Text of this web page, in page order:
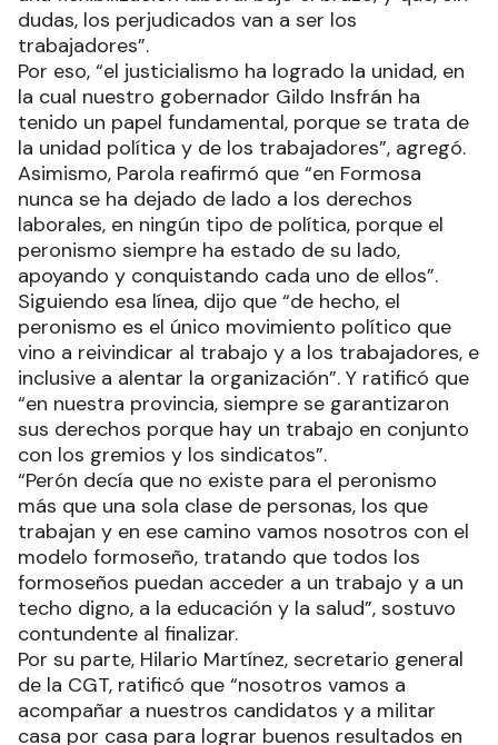
dudas, los perjudicados van a ser los
trabajadores”.
Por eso, “el justicialismo ha logrado la unidad, en
la cual nuestro gobernador Gildo Insfrán ha
tenido un papel fundamental, porque se trata de
la unidad política y de los trabajadores”, agregó.
Asimismo, Parola reafirmó que “en Formosa
nunca se ha dejado de lado a los derechos
laborales, en ningún tipo de política, porque el
peronismo siempre ha estado de su lado,
apoyando y conquistando cada uno de ellos”.
Siguiendo esa línea, dijo que “de hecho, el
peronismo es el único movimiento político que
vino a reivindicar al trabajo y a los trabajadores, e
inclusive a alentar la organización”. Y ratificó que
“en nuestra provincia, siempre se garantizaron
sus derechos porque hay un trabajo en conjunto
con los gremios y los sindicatos”.
“Perón decía que no existe para el peronismo
más que una sola clase de personas, los que
trabajan y en ese camino vamos nosotros con el
modelo formoseño, tratando que todos los
formoseños puedan acceder a un trabajo y a un
techo digno, a la educación y la salud”, sostuvo
contundente al finalizar.
Por su parte, Hilario Martínez, secretario general
de la CGT, ratificó que “nosotros vamos a
acompañar a nuestros candidatos y a militar
casa por casa para lograr buenos resultados en